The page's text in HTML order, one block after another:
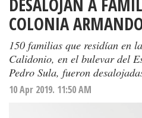
DESALOJAN A
COLONIA
150 familias que residían en
Calidonio, en el bulevar del
Pedro Sula, fueron
10 Apr 2019. 11:50 AM